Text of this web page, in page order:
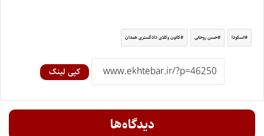
اسکودا حسن روحانی کانون وکلای دادگستری همدان
کپی لینک
دیدگاه‌ها